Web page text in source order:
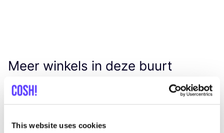
This website uses cookies
Meer winkels in deze buurt
Kalani
Interieur